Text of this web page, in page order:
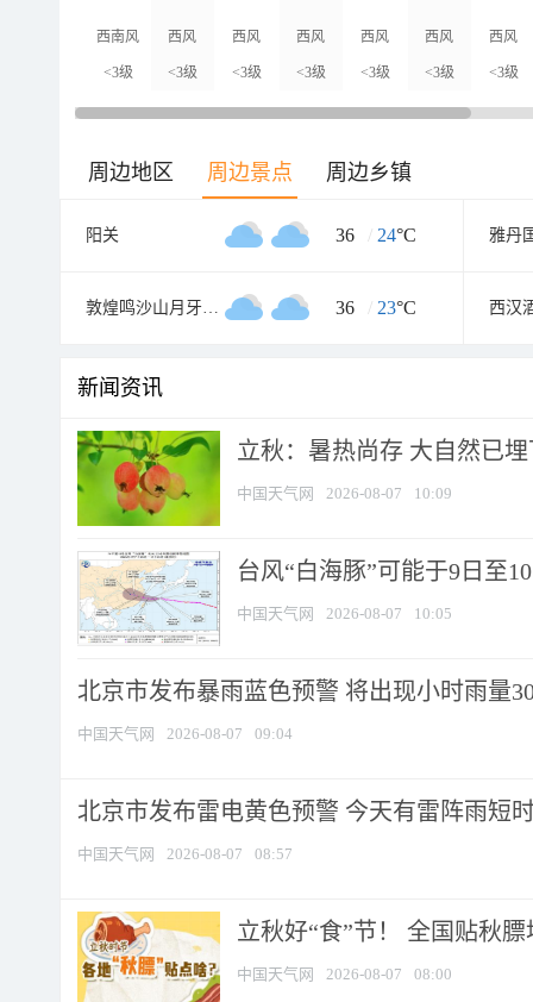
西南风
<3级
西风
<3级
西风
<3级
西风
<3级
西风
<3级
西风
<3级
西风
<3级
周边地区 周边景点 周边乡镇
阳关 36 / 24°C 雅丹
敦煌鸣沙山月牙泉风景名胜区 36 / 23°C 西汉
新闻资讯
立秋：暑热尚存 大自然已
中国天气网 2026-08-07 10:09
台风“白海豚”可能于9日至
中国天气网 2026-08-07 10:05
北京市发布暴雨蓝色预警 将出现小时雨量
中国天气网 2026-08-07 09:04
北京市发布雷电黄色预警 今天有雷阵雨短
中国天气网 2026-08-07 08:57
立秋好“食”节！ 全国贴秋
中国天气网 2026-08-07 08:00